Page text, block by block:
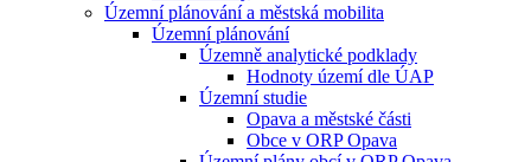
Územní plánování a městská mobilita
Územní plánování
Územně analytické podklady
Hodnoty území dle ÚAP
Územní studie
Opava a městské části
Obce v ORP Opava